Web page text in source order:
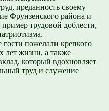
преданность своему
Фрунзенского района и
трудовой доблести,
пожелали крепкого
лет жизни, а также
который вдохновляет
труд и служение